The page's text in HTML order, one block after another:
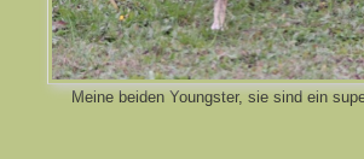
Meine beiden Youngster, sie sind ein